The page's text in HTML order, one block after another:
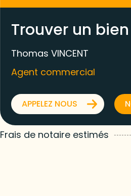
Trouver un
Thomas VINCENT
Agent commercial
APPELEZ NOUS
Frais de notaire estimés